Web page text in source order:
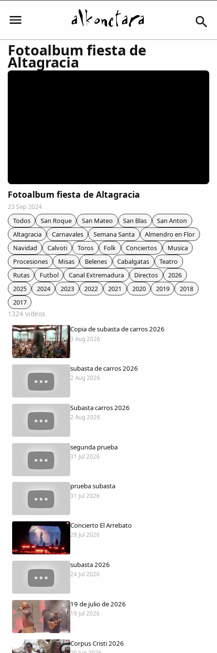
Iniciar sesión
Comunidad
Colaboradores
AlkoTV
Biblioteca
Periódico Alconétar
Foros
Idiosincrasia
Diccionario
Traductor
Dichos
Cancionero Local
Apodos
Peñas
La palra
Modo oscuro
Fotoalbum fiesta de
Altagracia
Fotoalbum fiesta de Altagracia
23 Sep 2024
Todos
San Roque San Mateo San Blas
San Anton
Altagracia
Carnavales Semana Santa
Almendro en Flor
Navidad
Calvoti Toros Folk Conciertos
Musica
Procesiones
Misas Belenes Cabalgatas
Teatro
Rutas
Futbol Canal Extremadura Directos
2026
2025
2024 2023 2022 2021 2020 2019
2018
2017
1324 videos
Copia de subasta de carros 2026
3 Aug 2026
subasta de carros 2026
2 Aug 2026
Subasta carros 2026
2 Aug 2026
segunda prueba
31 Jul 2026
prueba subasta
31 Jul 2026
Concierto El Arrebato
28 Jul 2026
subasta 2026
24 Jul 2026
19 de julio de 2026
19 Jul 2026
Corpus Cristi 2026